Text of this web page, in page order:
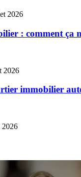
2026
: comment ça
2026
immobilier
2026